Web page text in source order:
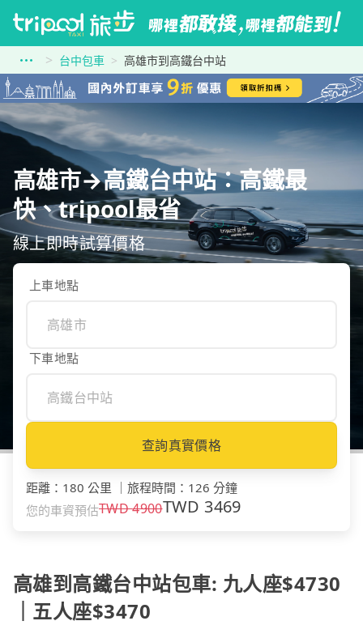
台中包車 高雄市到高鐵台中站
高雄市→高鐵台中站：高鐵最
快、tripool最省
線上即時試算價格
上車地點
下車地點
查詢真實價格
距離 ： 180 公里 旅程時間 ： 126 分鐘
您的車資預估TWD4900TWD 3469
高雄到高鐵台中站包車: 九人座$4730
｜五人座$3470